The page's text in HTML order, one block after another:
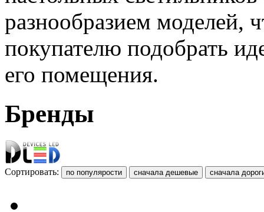
разнообразием моделей,
покупателю подобрать
его помещения.
Бренды
Сортировать: